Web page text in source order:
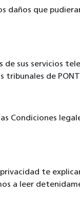
daños que
de sus servicios
de
Condiciones
te
a leer